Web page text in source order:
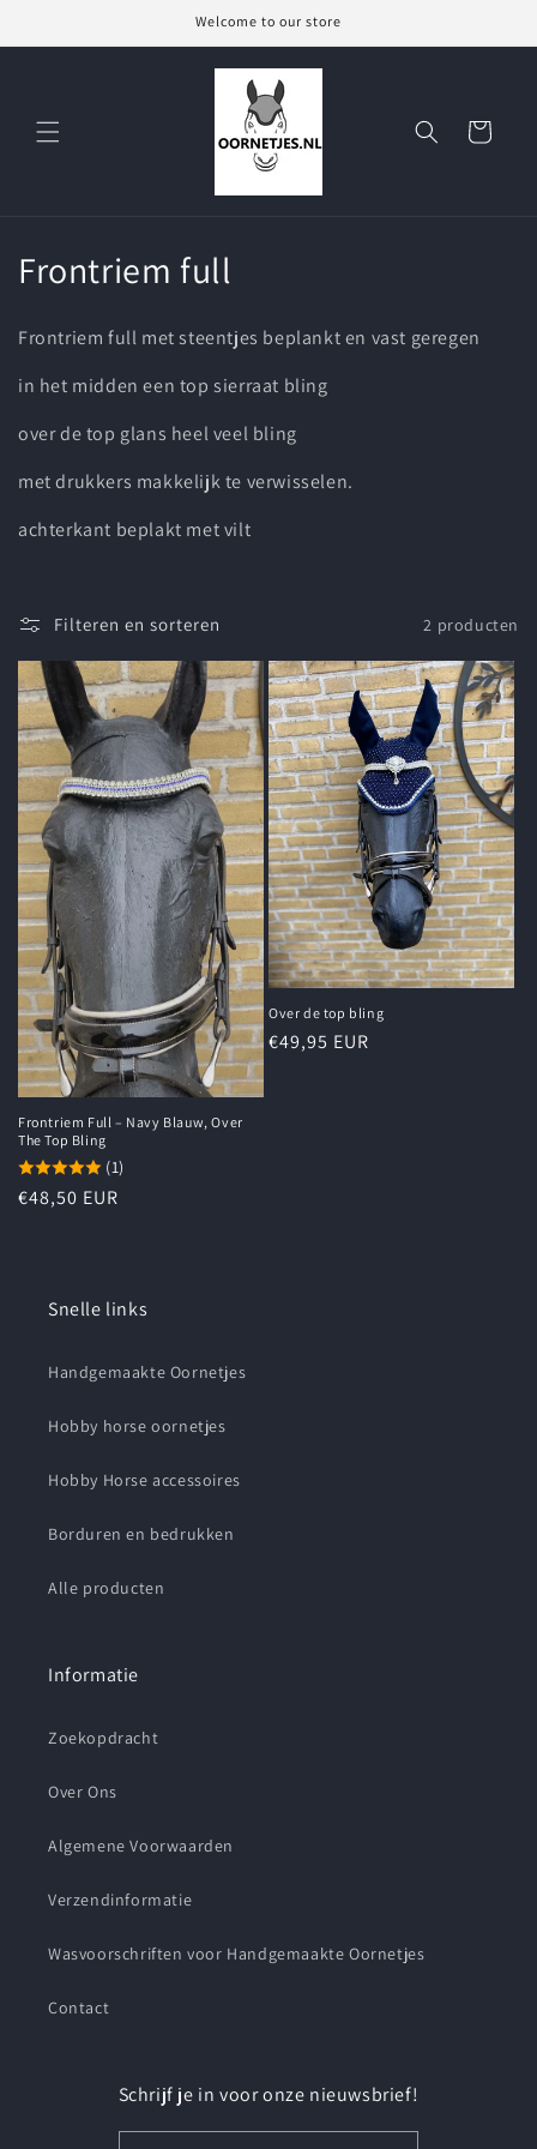
content
Welcome to our store
Winkelwagen
C
e
c
t
e
:
Frontriem full
Frontriem full met steentjes beplankt en vast geregen
in het midden een top sierraat bling
over de top glans heel veel bling
met drukkers makkelijk te verwisselen.
achterkant beplakt met vilt
Filteren en sorteren 2 producten
Frontriem Full – Navy Blauw, Over
The Top Bling
(1)
Normale
€48,50 EUR
Over de top bling
Normale
€49,95 EUR
Snelle links
Handgemaakte Oornetjes
Hobby horse oornetjes
Hobby Horse accessoires
Borduren en bedrukken
Alle producten
Informatie
Zoekopdracht
Over Ons
Algemene Voorwaarden
Verzendinformatie
Wasvoorschriften voor Handgemaakte Oornetjes
Contact
Schrijf je in voor onze nieuwsbrief!